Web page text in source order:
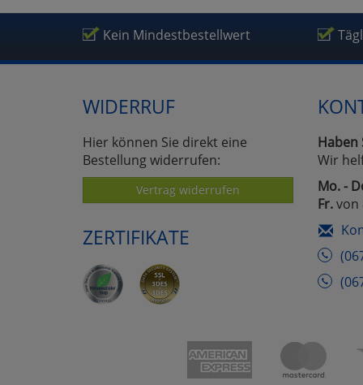
Kein Mindestbestellwert
WIDERRUF
Hier können Sie direkt eine
Bestellung widerrufen:
Vertrag widerrufen
ZERTIFIKATE
Haben
Wir
Mo. -
Fr.von